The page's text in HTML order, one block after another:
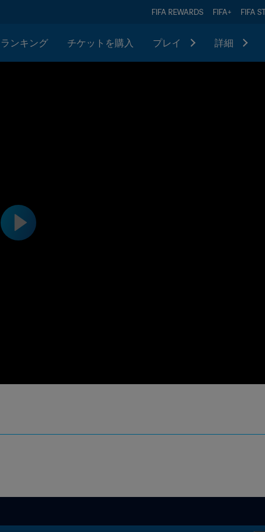
FIFA REWARDS FIFA+ FIFA
ランキング チケットを購入 プレイ 詳細